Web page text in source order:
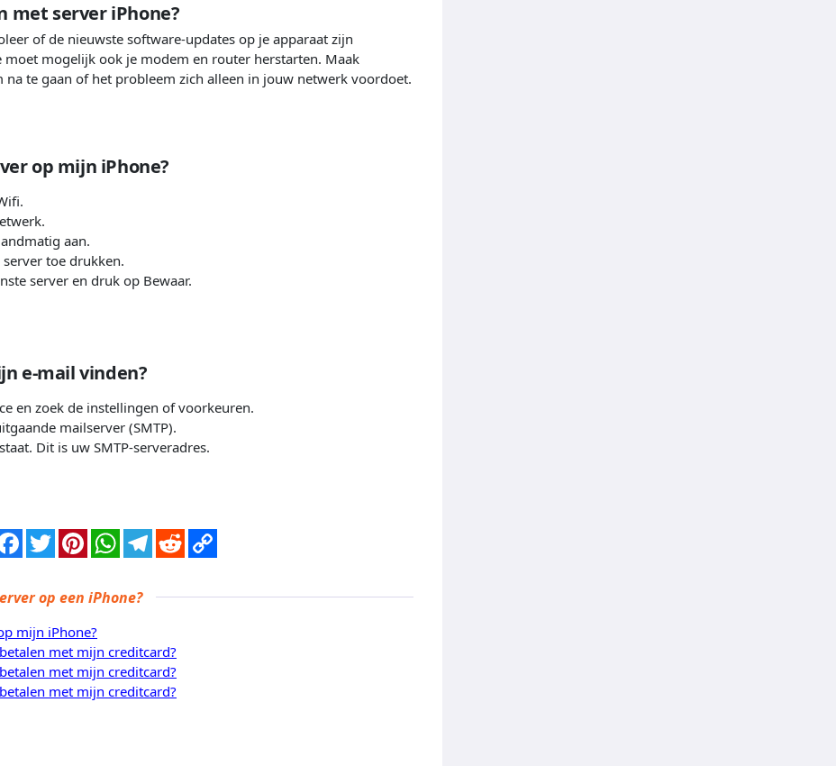
met server iPhone?
of de nieuwste software-updates op je apparaat zijn
moet mogelijk ook je modem en router herstarten. Maak
te gaan of het probleem zich alleen in jouw netwerk voordoet.
op mijn iPhone?
aan.
toe drukken.
server en druk op Bewaar.
e-mail vinden?
en zoek de instellingen of voorkeuren.
mailserver (SMTP).
Dit is uw SMTP-serveradres.
op een iPhone?
mijn iPhone?
met mijn creditcard?
met mijn creditcard?
met mijn creditcard?